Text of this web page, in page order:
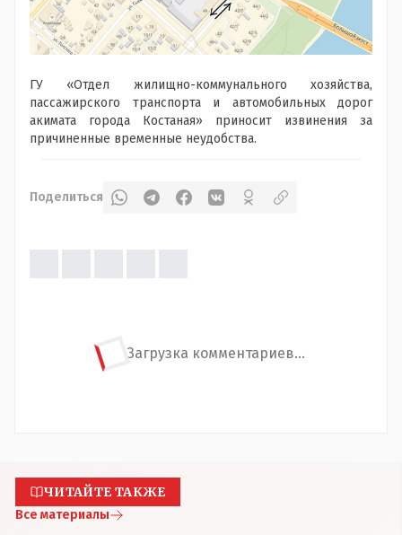
ГУ «Отдел жилищно-коммунального хозяйства,
пассажирского транспорта и автомобильных дорог
акимата города Костаная» приносит извинения за
причиненные временные неудобства.
Поделиться
Загрузка комментариев...
ЧИТАЙТЕ ТАКЖЕ
Все материалы